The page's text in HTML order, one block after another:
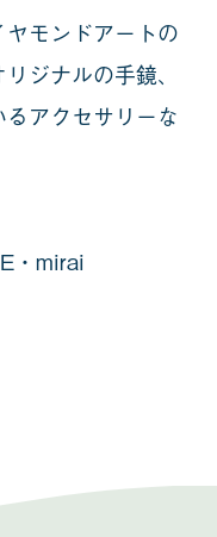
モンドアートの
ジナルの手鏡、
アクセサリーな
・mirai